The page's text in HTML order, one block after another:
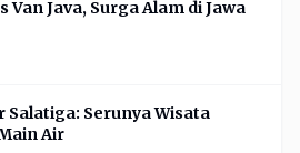
Van Java, Surga Alam di Jawa
Salatiga: Serunya Wisata
Air